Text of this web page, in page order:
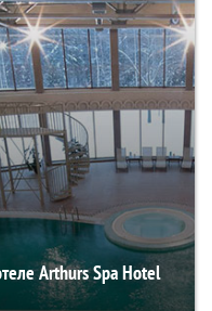
Arthurs Spa Hotel